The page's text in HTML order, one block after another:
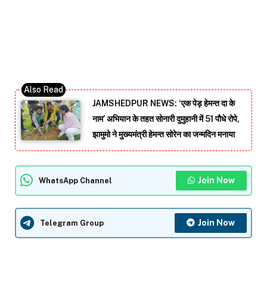
JAMSHEDPUR NEWS: ‘एक पेड़ हेमन्त दा के
नाम’ अभियान के तहत सोनारी दुमुहानी में 51 पौधे रोपे,
झामुमो ने मुख्यमंत्री हेमन्त सोरेन का जन्मदिन मनाया
WhatsApp Channel Join Now
Telegram Group Join Now